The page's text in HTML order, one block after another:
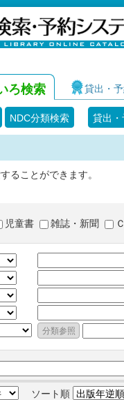
ろ検索 貸出・
NDC分類検索 貸出
ることができます。
児童書 雑誌・新聞
ソート順